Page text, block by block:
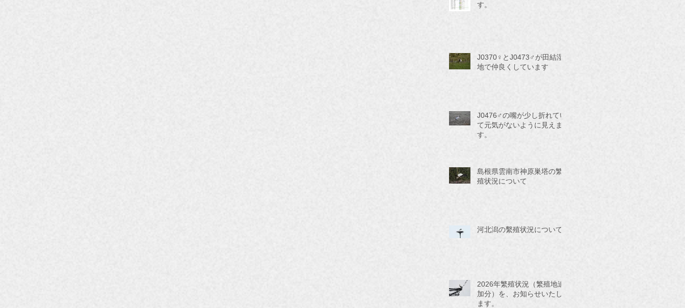
す。
J0370♀とJ0473♂が田結湿
地で仲良くしています
J0476♂の嘴が少し折れてい
て元気がないように見えま
す。
島根県雲南市神原巣塔の繁
殖状況について
河北潟の繫殖状況について
2026年繁殖状況（繁殖地追
加分）を、お知らせいたし
ます。